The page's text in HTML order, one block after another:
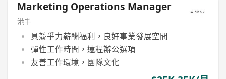
Marketing Operations Manager
港丰
具競爭力薪酬福利，良好事業發展空間
彈性工作時間，遠程辦公選項
友善工作環境，團隊文化